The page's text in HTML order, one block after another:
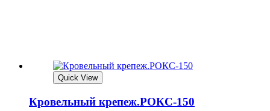
Quick View
Кровельный крепеж.РОКС-150